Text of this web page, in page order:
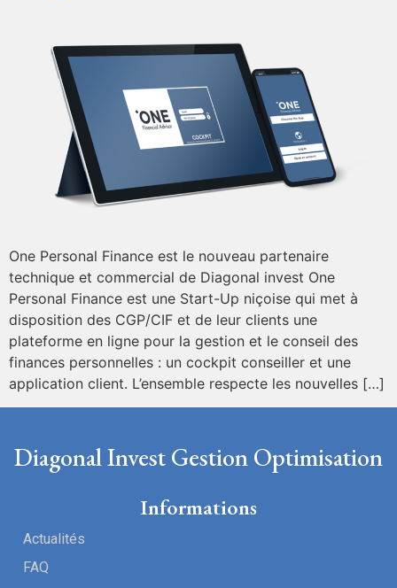
One Personal Finance est le nouveau partenaire
technique et commercial de Diagonal invest One
Personal Finance est une Start-Up niçoise qui met à
disposition des CGP/CIF et de leur clients une
plateforme en ligne pour la gestion et le conseil des
finances personnelles : un cockpit conseiller et une
application client. L’ensemble respecte les nouvelles […]
Diagonal Invest Gestion Optimisation
Informations
Actualités
FAQ